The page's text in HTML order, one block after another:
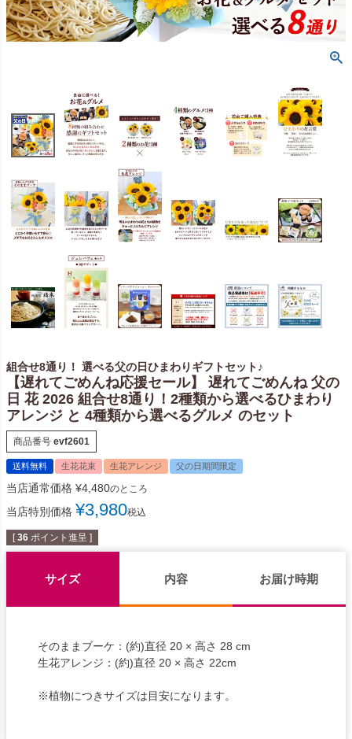
組合せ8通り！ 選べる父の日ひまわりギフトセット♪
【遅れてごめんね応援セール】 遅れてごめんね 父の
日 花 2026 組合せ8通り！2種類から選べるひまわり
アレンジ と 4種類から選べるグルメ のセット
商品番号 evf2601
送料無料 生花花束 生花アレンジ 父の日期間限定
当店通常価格 ¥4,480のところ
当店特別価格 ¥3,980税込
[ 36 ポイント進呈 ]
サイズ 内容 お届け時期
そのままブーケ：(約)直径 20 × 高さ 28 cm
生花アレンジ：(約)直径 20 × 高さ 22cm
※植物につきサイズは目安になります。